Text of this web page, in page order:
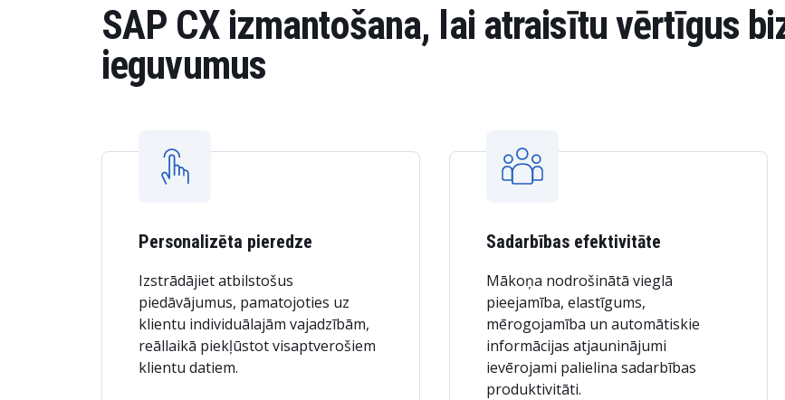
SAP CX izmantošana, lai atraisītu vērtīgus
ieguvumus
Personalizēta pieredze
Izstrādājiet atbilstošus
piedāvājumus, pamatojoties uz
klientu individuālajām vajadzībām,
reāllaikā piekļūstot visaptverošiem
klientu datiem.
Sadarbības efektivitāte
Mākoņa nodrošinātā vieglā
pieejamība, elastīgums,
mērogojamība un automātiskie
informācijas atjauninājumi
ievērojami palielina sadarbības
produktivitāti.